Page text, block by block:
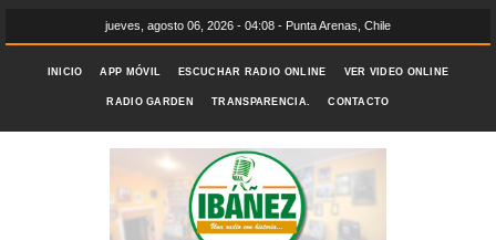
jueves, agosto 06, 2026 - 04:08 - Punta Arenas, Chile
INICIO APP MÓVIL ESCUCHAR RADIO ONLINE VER VIDEO ONLINE
RADIO GARDEN TRANSPARENCIA. CONTACTO